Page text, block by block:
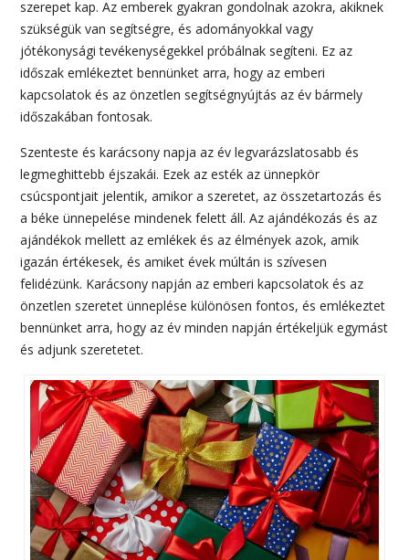
szerepet kap. Az emberek gyakran gondolnak azokra, akiknek
szükségük van segítségre, és adományokkal vagy
jótékonysági tevékenységekkel próbálnak segíteni. Ez az
időszak emlékeztet bennünket arra, hogy az emberi
kapcsolatok és az önzetlen segítségnyújtás az év bármely
időszakában fontosak.
Szenteste és karácsony napja az év legvarázslatosabb és
legmeghittebb éjszakái. Ezek az esték az ünnepkör
csúcspontjait jelentik, amikor a szeretet, az összetartozás és
a béke ünnepelése mindenek felett áll. Az ajándékozás és az
ajándékok mellett az emlékek és az élmények azok, amik
igazán értékesek, és amiket évek múltán is szívesen
felidézünk. Karácsony napján az emberi kapcsolatok és az
önzetlen szeretet ünneplése különösen fontos, és emlékeztet
bennünket arra, hogy az év minden napján értékeljük egymást
és adjunk szeretetet.